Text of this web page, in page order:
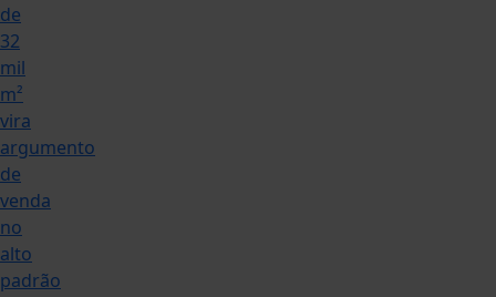
de
32
mil
m²
vira
argumento
de
venda
no
alto
padrão